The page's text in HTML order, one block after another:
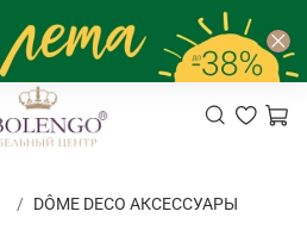
DÔME DECO АКСЕССУАРЫ